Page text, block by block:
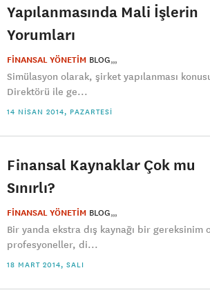
Yapılanmasında Mali İşlerin
Yorumları
FİNANSAL YÖNETİM BLOG
Simülasyon olarak, şirket yapılanması
Direktörü ile ge...
14 NISAN 2014, PAZARTESI
Finansal Kaynaklar Çok mu
Sınırlı?
FİNANSAL YÖNETİM BLOG
Bir yanda ekstra dış kaynağı bir gereksinim
profesyoneller, di...
18 MART 2014, SALI